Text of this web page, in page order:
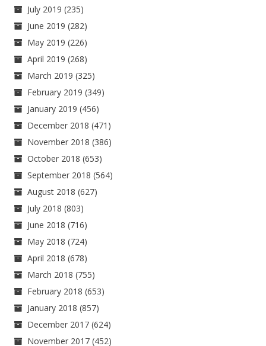
July 2019 (235)
June 2019 (282)
May 2019 (226)
April 2019 (268)
March 2019 (325)
February 2019 (349)
January 2019 (456)
December 2018 (471)
November 2018 (386)
October 2018 (653)
September 2018 (564)
August 2018 (627)
July 2018 (803)
June 2018 (716)
May 2018 (724)
April 2018 (678)
March 2018 (755)
February 2018 (653)
January 2018 (857)
December 2017 (624)
November 2017 (452)